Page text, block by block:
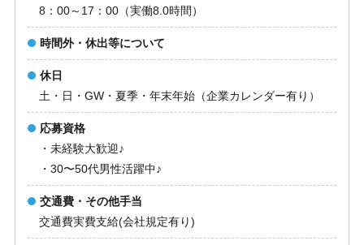
8：00～17：00（実働8.0時間）
時間外・休出等について
休日
土・日・GW・夏季・年末年始（企業カレンダー有り）
応募資格
・未経験大歓迎♪
・30〜50代男性活躍中♪
交通費・その他手当
交通費実費支給(会社規定有り)